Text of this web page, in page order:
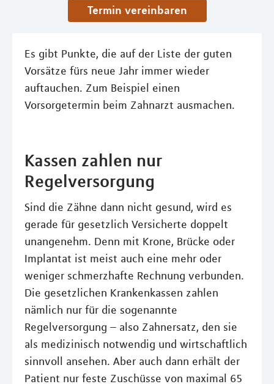
Termin vereinbaren
Es gibt Punkte, die auf der Liste der guten
Vorsätze fürs neue Jahr immer wieder
auftauchen. Zum Beispiel einen
Vorsorgetermin beim Zahnarzt ausmachen.
Kassen zahlen nur
Regelversorgung
Sind die Zähne dann nicht gesund, wird es
gerade für gesetzlich Versicherte doppelt
unangenehm. Denn mit Krone, Brücke oder
Implantat ist meist auch eine mehr oder
weniger schmerzhafte Rechnung verbunden.
Die gesetzlichen Krankenkassen zahlen
nämlich nur für die sogenannte
Regelversorgung – also Zahnersatz, den sie
als medizinisch notwendig und wirtschaftlich
sinnvoll ansehen. Aber auch dann erhält der
Patient nur feste Zuschüsse von maximal 65